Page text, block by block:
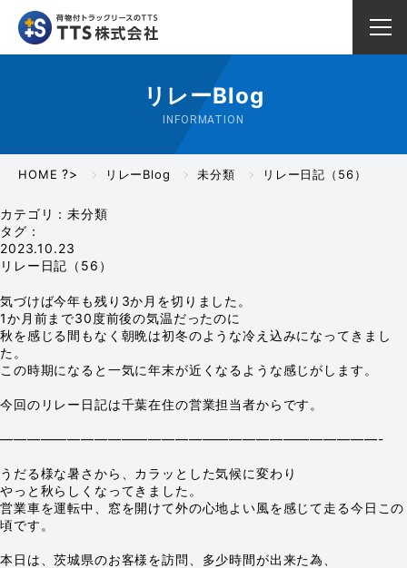
リレーBlog
INFORMATION
HOME ?> リレーBlog 未分類 リレー日記（56）
カテゴリ：未分類
タグ：
2023.10.23
リレー日記（56）
気づけば今年も残り3か月を切りました。
1か月前まで30度前後の気温だったのに
秋を感じる間もなく朝晩は初冬のような冷え込みになってきまし
た。
この時期になると一気に年末が近くなるような感じがします。
今回のリレー日記は千葉在住の営業担当者からです。
————————————————————————————-
うだる様な暑さから、カラッとした気候に変わり
やっと秋らしくなってきました。
営業車を運転中、窓を開けて外の心地よい風を感じて走る今日この
頃です。
本日は、茨城県のお客様を訪問、多少時間が出来た為、